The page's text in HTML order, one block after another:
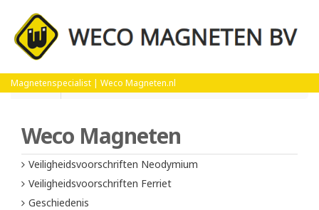
Magnetenspecialist | Weco Magneten.nl
Home Algemene voorwaarden zakelijk
Weco Magneten
Veiligheidsvoorschriften Neodymium
Veiligheidsvoorschriften Ferriet
Geschiedenis